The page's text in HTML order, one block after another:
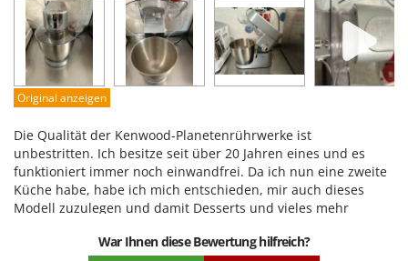
Leistung
Benutzerfreundlichkeit
Qualität / Preis
Schwierigkeitsgrad Zusammenbau
Original anzeigen
Die Qualität der Kenwood-Planetenrührwerke ist
unbestritten. Ich besitze seit über 20 Jahren eines und es
funktioniert immer noch einwandfrei. Da ich nun eine zweite
Küche habe, habe ich mich entschieden, mir auch dieses
Modell zuzulegen und damit Desserts und vieles mehr
War Ihnen diese Bewertung hilfreich?